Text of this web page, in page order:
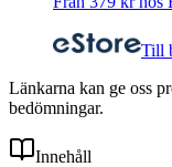
Till
Länkarna kan ge oss
bedömningar.
Innehåll